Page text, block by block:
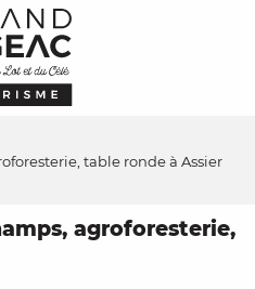
table ronde à Assier
agroforesterie,